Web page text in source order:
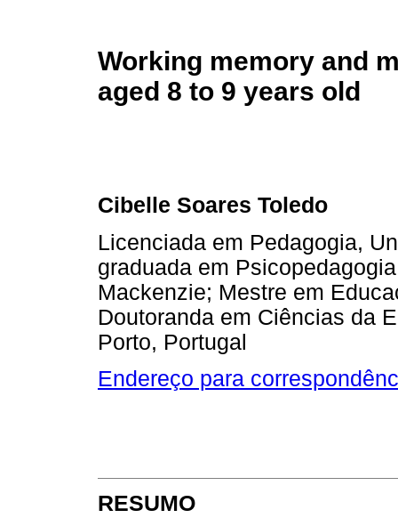
Working memory and
aged 8 to 9 years old
Cibelle Soares Toledo
Licenciada em Pedagogia,
graduada em
Mackenzie; Mestre em
Doutoranda em Ciências da
Porto, Portugal
Endereço para
RESUMO